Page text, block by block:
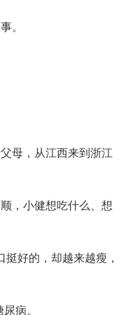
。
母，从江西来到浙江
，小健想吃什么、想
好的，却越来越瘦，
病。